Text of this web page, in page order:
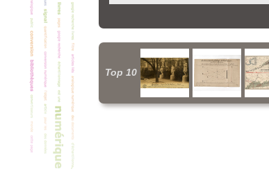
Top 10